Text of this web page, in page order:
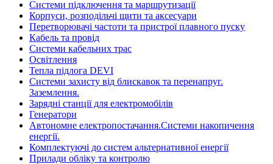
Системи підключення та маршрутизації
Корпуси, розподільчі щити та аксесуари
Перетворювачі частоти та пристрої плавного пуску
Кабель та провід
Системи кабельних трас
Освітлення
Тепла підлога DEVI
Системи захисту від блискавок та перенапруг.
Заземлення.
Зарядні станції для електромобілів
Генератори
Автономне електропостачання.Системи накопичення
енергії.
Комплектуючі до систем альтернативної енергії
Прилади обліку та контролю